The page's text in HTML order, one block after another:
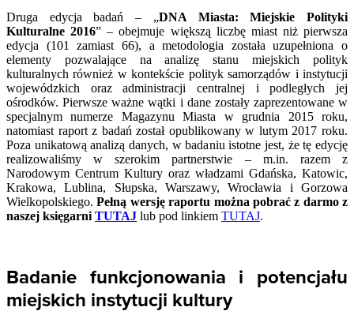
Druga edycja badań – „DNA Miasta: Miejskie Polityki
Kulturalne 2016” – obejmuje większą liczbę miast niż pierwsza
edycja (101 zamiast 66), a metodologia została uzupełniona o
elementy pozwalające na analizę stanu miejskich polityk
kulturalnych również w kontekście polityk samorządów i instytucji
wojewódzkich oraz administracji centralnej i podległych jej
ośrodków. Pierwsze ważne wątki i dane zostały zaprezentowane w
specjalnym numerze Magazynu Miasta w grudnia 2015 roku,
natomiast raport z badań został opublikowany w lutym 2017 roku.
Poza unikatową analizą danych, w badaniu istotne jest, że tę edycję
realizowaliśmy w szerokim partnerstwie – m.in. razem z
Narodowym Centrum Kultury oraz władzami Gdańska, Katowic,
Krakowa, Lublina, Słupska, Warszawy, Wrocławia i Gorzowa
Wielkopolskiego.Pełną wersję raportu można pobrać z darmo z
naszej księgarni TUTAJ lub pod linkiem TUTAJ.
Badanie funkcjonowania i potencjału
miejskich instytucji kultury